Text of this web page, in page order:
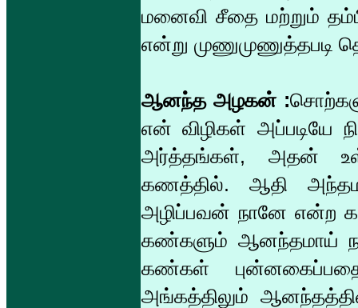
மனைவி சீதை மற்றும்
என்று முணுமுணுத்தபடி
ஆனந்த அழகன் :
என் விழிகள் அப்படியே
அர்த்தங்கள், அதன்
கணத்தில். ஆதி
அழிப்பவன் நானே என்ற
கண்களும் ஆனந்தமாய்
கண்கள்
அங்கத்திலும்